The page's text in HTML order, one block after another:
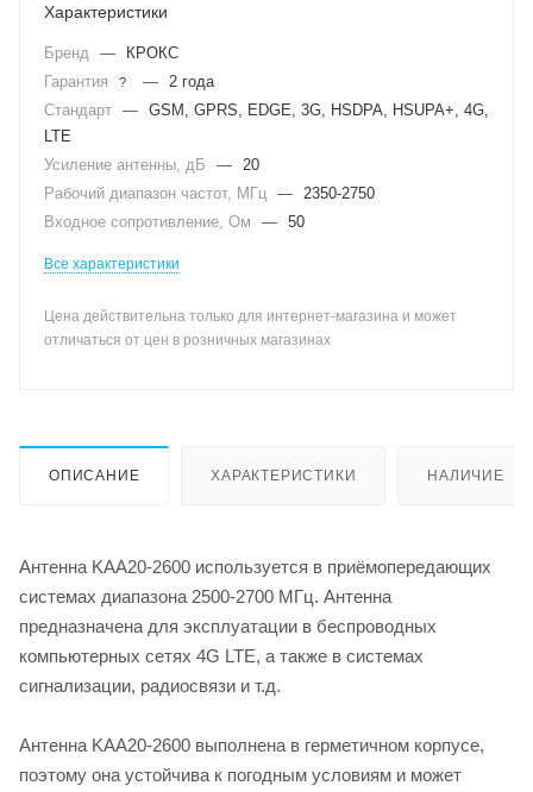
Характеристики
Бренд —
КРОКС
Гарантия
? — 2 года
Стандарт — GSM, GPRS, EDGE, 3G, HSDPA, HSUPA+, 4G,
LTE
Усиление антенны, дБ
— 20
Рабочий диапазон частот, МГц — 2350-2750
Входное сопротивление, Ом
— 50
Все характеристики
Цена действительна только для интернет-магазина и может
отличаться от цен в розничных магазинах
ОПИСАНИЕ ХАРАКТЕРИСТИКИ НАЛИЧИЕ
Антенна KAA20-2600 используется в приёмопередающих
системах диапазона 2500-2700 МГц. Антенна
предназначена для эксплуатации в беспроводных
компьютерных сетях 4G LTE, а также в системах
сигнализации, радиосвязи и т.д.
Антенна KAA20-2600 выполнена в герметичном корпусе,
поэтому она устойчива к погодным условиям и может